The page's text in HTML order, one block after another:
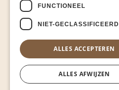
FUNCTIONEEL
NIET-GECLASSIFICEERD
ALLES ACCEPTEREN
ALLES AFWIJZEN